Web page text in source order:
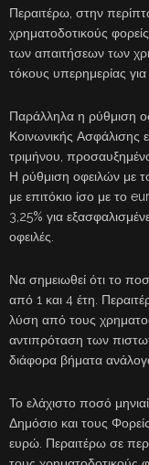
Περαιτέρω, στην
χρηματοδοτικούς
των απαιτήσεων των
τόκους υπερημερίας
Παράλληλα η ρύθμιση
Κοινωνικής Ασφάλισης
τριμήνου,
Η ρύθμιση οφειλών με
με επιτόκιο ίσο με το
3,25% για
οφειλές.
Να σημειωθεί ότι το
από 1 και 4 έτη.
λύση από τους
αντιπρόταση των
διάφορα βήματα
Το ελάχιστο ποσό
Δημόσιο και τους
ευρώ. Περαιτέρω σε